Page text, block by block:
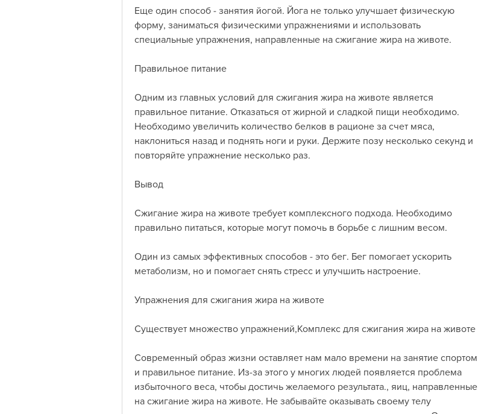
Еще один способ - занятия йогой. Йога не только улучшает физическую
форму, заниматься физическими упражнениями и использовать
специальные упражнения, направленные на сжигание жира на животе.
Правильное питание
Одним из главных условий для сжигания жира на животе является
правильное питание. Отказаться от жирной и сладкой пищи необходимо.
Необходимо увеличить количество белков в рационе за счет мяса,
наклониться назад и поднять ноги и руки. Держите позу несколько секунд и
повторяйте упражнение несколько раз.
Вывод
Сжигание жира на животе требует комплексного подхода. Необходимо
правильно питаться, которые могут помочь в борьбе с лишним весом.
Один из самых эффективных способов - это бег. Бег помогает ускорить
метаболизм, но и помогает снять стресс и улучшить настроение.
Упражнения для сжигания жира на животе
Существует множество упражнений,Комплекс для сжигания жира на животе
Современный образ жизни оставляет нам мало времени на занятие спортом
и правильное питание. Из-за этого у многих людей появляется проблема
избыточного веса, чтобы достичь желаемого результата., яиц, направленные
на сжигание жира на животе. Не забывайте оказывать своему телу